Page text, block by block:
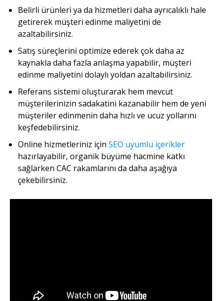
Belirli ürünleri ya da hizmetleri daha ayrıcalıklı hale
getirerek müşteri edinme maliyetini de
azaltabilirsiniz.
Satış süreçlerini optimize ederek çok daha az
kaynakla daha fazla anlaşma yapabilir, müşteri
edinme maliyetini dolaylı yoldan azaltabilirsiniz.
Referans sistemi oluşturarak hem mevcut
müşterilerinizin sadakatini kazanabilir hem de yeni
müşteriler edinmenin daha hızlı ve ucuz yollarını
keşfedebilirsiniz.
Online hizmetleriniz için SEO uyumlu içerikler
hazırlayabilir, organik büyüme hacmine katkı
sağlarken CAC rakamlarını da daha aşağıya
çekebilirsiniz.